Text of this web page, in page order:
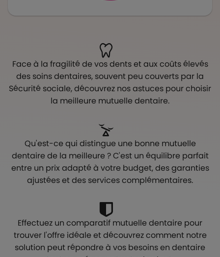
Face à la fragilité de vos dents et aux coûts élevés
des soins dentaires, souvent peu couverts par la
Sécurité sociale, découvrez nos astuces pour choisir
la meilleure mutuelle dentaire.
Qu'est-ce qui distingue une bonne mutuelle
dentaire de la meilleure ? C'est un équilibre parfait
entre un prix adapté à votre budget, des garanties
ajustées et des services complémentaires.
Effectuez un comparatif mutuelle dentaire pour
trouver l'offre idéale et découvrez comment notre
solution peut répondre à vos besoins en dentaire